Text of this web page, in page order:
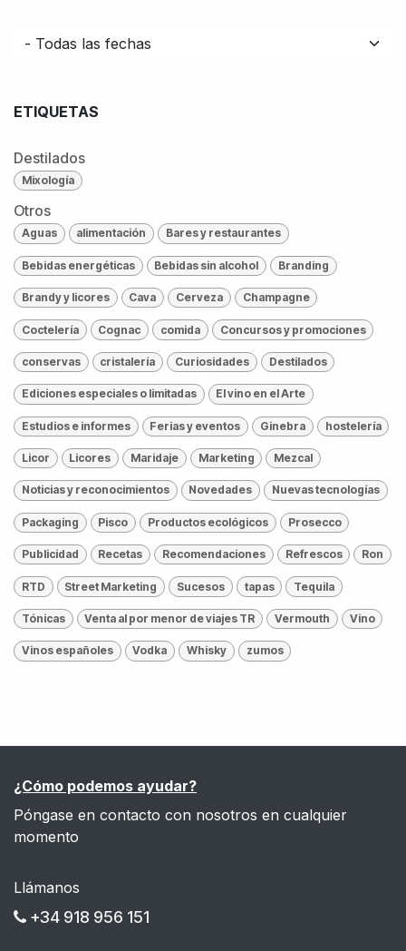
ETIQUETAS
Destilados
Mixología
Otros
Aguas alimentación Bares y restaurantes
Bebidas energéticas Bebidas sin alcohol Branding
Brandy y licores Cava Cerveza Champagne
Coctelería Cognac comida Concursos y promociones
conservas cristalería Curiosidades Destilados
Ediciones especiales o limitadas El vino en el Arte
Estudios e informes Ferias y eventos Ginebra hostelería
Licor Licores Maridaje Marketing Mezcal
Noticias y reconocimientos Novedades Nuevas tecnologías
Packaging Pisco Productos ecológicos Prosecco
Publicidad Recetas Recomendaciones Refrescos Ron
RTD Street Marketing Sucesos tapas Tequila
Tónicas Venta al por menor de viajes TR Vermouth Vino
Vinos españoles Vodka Whisky zumos
¿Cómo podemos ayudar?
Póngase en contacto con nosotros en cualquier
momento
Llámanos
+34 918 956 151